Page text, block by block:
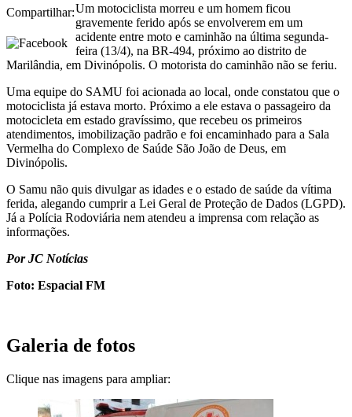
Compartilhar:Um motociclista morreu e um homem ficou
gravemente ferido após se envolverem em um
acidente entre moto e caminhão na última segunda-
feira (13/4), na BR-494, próximo ao distrito de
Marilândia, em Divinópolis. O motorista do caminhão não se feriu.
Uma equipe do SAMU foi acionada ao local, onde constatou que o
motociclista já estava morto. Próximo a ele estava o passageiro da
motocicleta em estado gravíssimo, que recebeu os primeiros
atendimentos, imobilização padrão e foi encaminhado para a Sala
Vermelha do Complexo de Saúde São João de Deus, em
Divinópolis.
O Samu não quis divulgar as idades e o estado de saúde da vítima
ferida, alegando cumprir a Lei Geral de Proteção de Dados (LGPD).
Já a Polícia Rodoviária nem atendeu a imprensa com relação as
informações.
Por JC Notícias
Foto: Espacial FM
Galeria de fotos
Clique nas imagens para ampliar: